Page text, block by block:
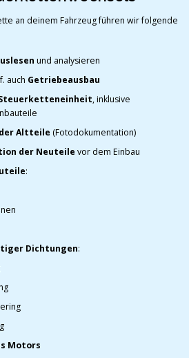
an deinem Fahrzeug führen wir folgende
und analysieren
auch Getriebeausbau
, inklusive
Altteile (Fotodokumentation)
der Neuteile vor dem Einbau
:
Dichtungen:
Motors